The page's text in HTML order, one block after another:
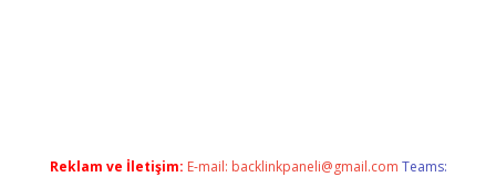
Reklam ve İletişim: E-mail: backlinkpaneli@gmail.com Teams: